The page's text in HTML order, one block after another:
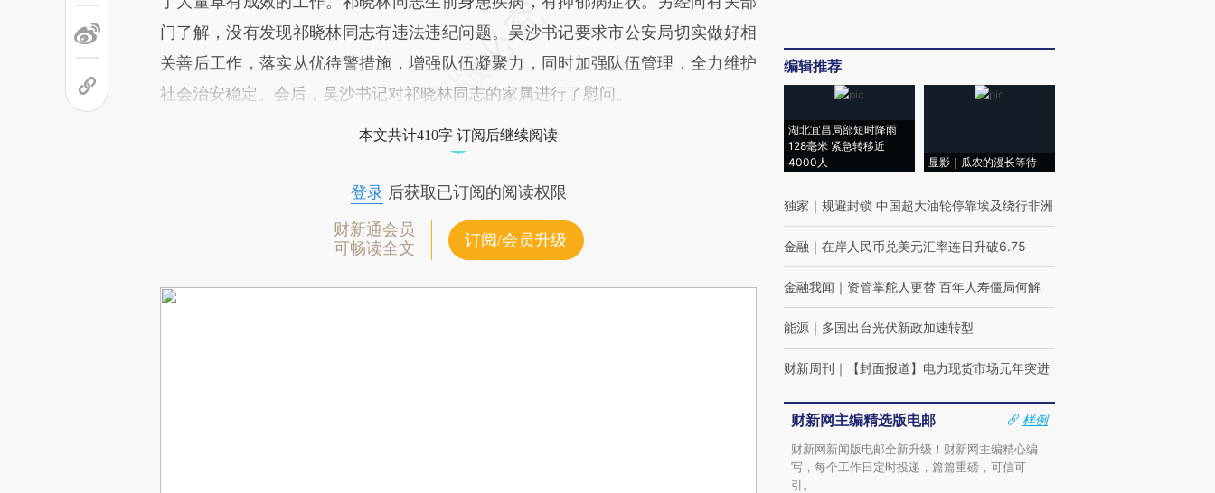
门了解，没有发现祁晓林同志有违法违纪问题。吴沙书记要求市公安局切实做好相
关善后工作，落实从优待警措施，增强队伍凝聚力，同时加强队伍管理，全力维护
社会治安稳定。会后，吴沙书记对祁晓林同志的家属进行了慰问。
本文共计410字 订阅后继续阅读
登录后获取已订阅的阅读权限
财新通会员
可畅读全文
订阅/会员升级
编辑推荐
湖北宜昌局部短时降雨
128毫米 紧急转移近
4000人
显影｜瓜农的漫长等待
独家 ｜ 规避封锁 中国超大油轮停靠埃及绕行非洲
金融 ｜ 在岸人民币兑美元汇率连日升破6.75
金融我闻 ｜ 资管掌舵人更替 百年人寿僵局何解
能源 ｜ 多国出台光伏新政加速转型
财新周刊 ｜ 【封面报道】电力现货市场元年突进
财新网主编精选版电邮
样例
财新网新闻版电邮全新升级！财新网主编精心编
写，每个工作日定时投递，篇篇重磅，可信可
引。